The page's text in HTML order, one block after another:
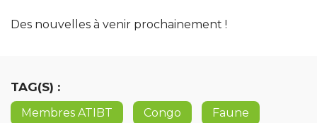
Des nouvelles à venir prochainement !
TAG(S) :
Membres ATIBT Congo Faune